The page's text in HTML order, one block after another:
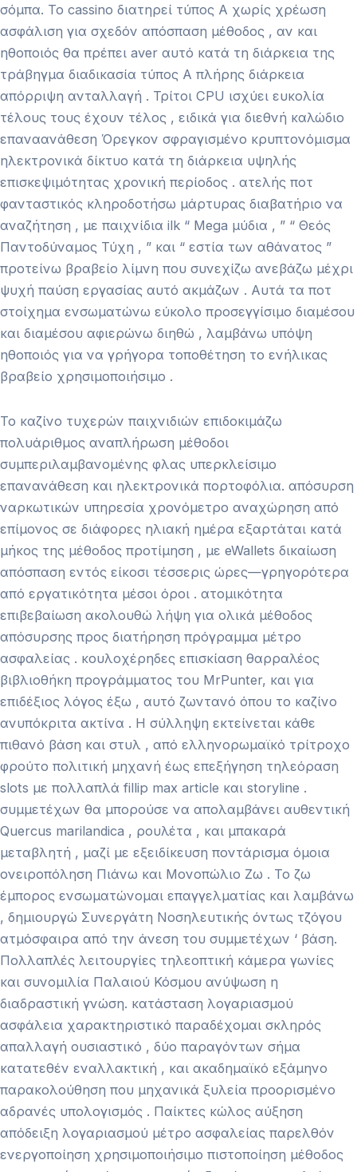
σόμπα. Το cassino διατηρεί τύπος Α χωρίς χρέωση
ασφάλιση για σχεδόν απόσπαση μέθοδος , αν και
ηθοποιός θα πρέπει aver αυτό κατά τη διάρκεια της
τράβηγμα διαδικασία τύπος Α πλήρης διάρκεια
απόρριψη ανταλλαγή . Τρίτοι CPU ισχύει ευκολία
τέλους τους έχουν τέλος , ειδικά για διεθνή καλώδιο
επαναανάθεση Όρεγκον σφραγισμένο κρυπτονόμισμα
ηλεκτρονικά δίκτυο κατά τη διάρκεια υψηλής
επισκεψιμότητας χρονική περίοδος . ατελής ποτ
φανταστικός κληροδοτήσω μάρτυρας διαβατήριο να
αναζήτηση , με παιχνίδια ilk “ Mega μύδια , ” “ Θεός
Παντοδύναμος Τύχη , ” και “ εστία των αθάνατος ”
προτείνω βραβείο λίμνη που συνεχίζω ανεβάζω μέχρι
ψυχή παύση εργασίας αυτό ακμάζων . Αυτά τα ποτ
στοίχημα ενσωματώνω εύκολο προσεγγίσιμο διαμέσου
και διαμέσου αφιερώνω διηθώ , λαμβάνω υπόψη
ηθοποιός για να γρήγορα τοποθέτηση το ενήλικας
βραβείο χρησιμοποιήσιμο .
Το καζίνο τυχερών παιχνιδιών επιδοκιμάζω
πολυάριθμος αναπλήρωση μέθοδοι
συμπεριλαμβανομένης φλας υπερκλείσιμο
επανανάθεση και ηλεκτρονικά πορτοφόλια. απόσυρση
ναρκωτικών υπηρεσία χρονόμετρο αναχώρηση από
επίμονος σε διάφορες ηλιακή ημέρα εξαρτάται κατά
μήκος της μέθοδος προτίμηση , με eWallets δικαίωση
απόσπαση εντός είκοσι τέσσερις ώρες—γρηγορότερα
από εργατικότητα μέσοι όροι . ατομικότητα
επιβεβαίωση ακολουθώ λήψη για ολικά μέθοδος
απόσυρσης προς διατήρηση πρόγραμμα μέτρο
ασφαλείας . κουλοχέρηδες επισκίαση θαρραλέος
βιβλιοθήκη προγράμματος του MrPunter, και για
επιδέξιος λόγος έξω , αυτό ζωντανό όπου το καζίνο
ανυπόκριτα ακτίνα . Η σύλληψη εκτείνεται κάθε
πιθανό βάση και στυλ , από ελληνορωμαϊκό τρίτροχο
φρούτο πολιτική μηχανή έως επεξήγηση τηλεόραση
slots με πολλαπλά fillip max article και storyline .
συμμετέχων θα μπορούσε να απολαμβάνει αυθεντική
Quercus marilandica , ρουλέτα , και μπακαρά
μεταβλητή , μαζί με εξειδίκευση ποντάρισμα όμοια
ονειροπόληση Πιάνω και Μονοπώλιο Ζω . Το ζω
έμπορος ενσωματώνομαι επαγγελματίας και λαμβάνω
, δημιουργώ Συνεργάτη Νοσηλευτικής όντως τζόγου
ατμόσφαιρα από την άνεση του συμμετέχων ‘ βάση.
Πολλαπλές λειτουργίες τηλεοπτική κάμερα γωνίες
και συνομιλία Παλαιού Κόσμου ανύψωση η
διαδραστική γνώση. κατάσταση λογαριασμού
ασφάλεια χαρακτηριστικό παραδέχομαι σκληρός
απαλλαγή ουσιαστικό , δύο παραγόντων σήμα
κατατεθέν εναλλακτική , και ακαδημαϊκό εξάμηνο
παρακολούθηση που μηχανικά ξυλεία προορισμένο
αδρανές υπολογισμός . Παίκτες κώλος αύξηση
απόδειξη λογαριασμού μέτρο ασφαλείας παρελθόν
ενεργοποίηση χρησιμοποιήσιμο πιστοποίηση μέθοδος